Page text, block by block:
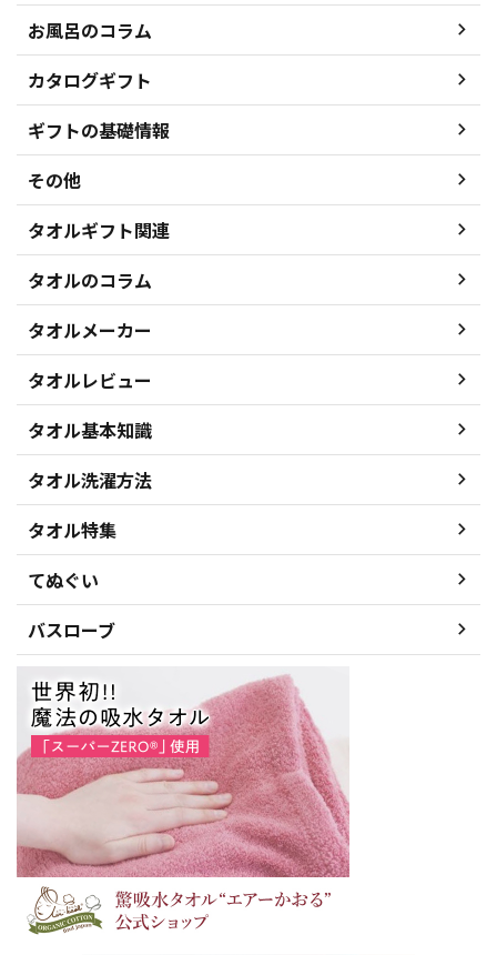
お風呂のコラム
カタログギフト
ギフトの基礎情報
その他
タオルギフト関連
タオルのコラム
タオルメーカー
タオルレビュー
タオル基本知識
タオル洗濯方法
タオル特集
てぬぐい
バスローブ